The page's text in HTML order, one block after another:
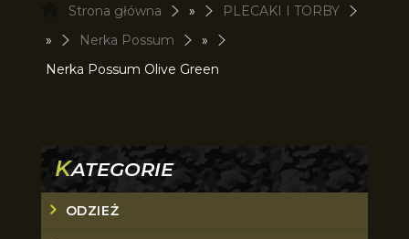
Strona główna »
PLECAKI I TORBY
»
Nerka Possum
»
Nerka Possum Olive Green
KATEGORIE
ODZIEŻ